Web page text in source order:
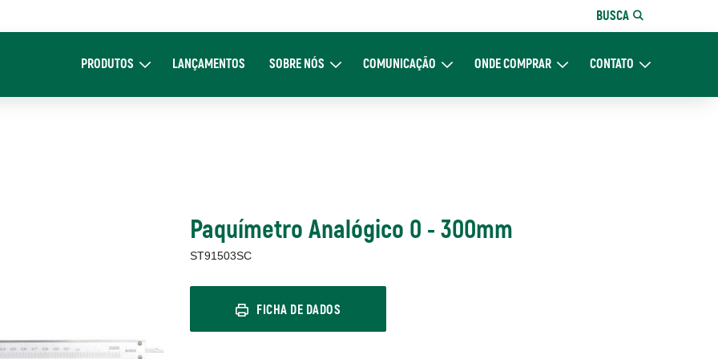
BUSCA
PRODUTOSExpand ProdutosLANÇAMENTOS SOBRE NÓSExpand Sobre NósCOMUNICAÇÃOExpand ComunicaçãoONDE COMPRARExpand Onde Comprar
CONTATOExpand Contato
Paquímetro Analógico 0 - 300mm
ST91503SC
FICHA DE DADOS